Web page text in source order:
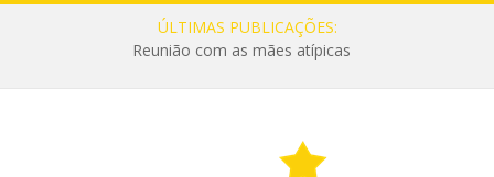
ÚLTIMAS PUBLICAÇÕES:
Reunião com as mães atípicas